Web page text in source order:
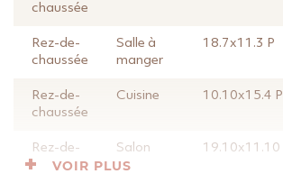
chaussée
Rez-de-
chaussée
Salle à
manger
18.7x11.3 P
Rez-de-
chaussée
Cuisine 10.10x15.4 P
Rez-de-
chaussée
Salon
19.10x11.10
VOIR PLUS